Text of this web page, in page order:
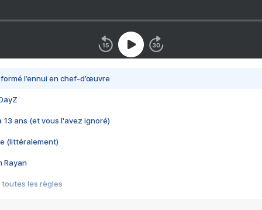
l’ennui en chef-d’œuvre
13 ans (et vous l'avez ignoré)
(littéralement)
Rayan
toutes les règles